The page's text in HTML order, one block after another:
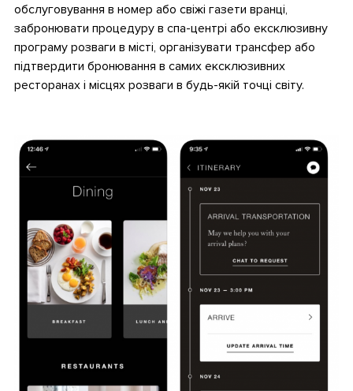
обслуговування в номер або свіжі газети вранці,
забронювати процедуру в спа-центрі або ексклюзивну
програму розваги в місті, організувати трансфер або
підтвердити бронювання в самих ексклюзивних
ресторанах і місцях розваги в будь-якій точці світу.